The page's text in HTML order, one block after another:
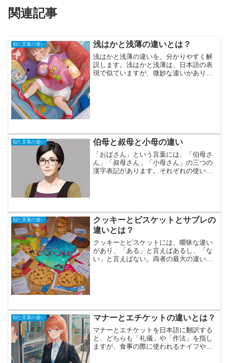
関連記事
似た言葉の違い 浅はかと浅薄の違いとは？
浅はかと浅薄の違いを、分かりやすく解
説します。浅はかと浅薄は、日本語の表
現で似ていますが、微妙な違いがありま
似た言葉の違い 伯母と叔母と小母の違い
「おばさん」という言葉には、「伯母さ
ん」「叔母さん」「小母さん」の三つの
漢字表記があります。それぞれの使い方
似た言葉の違い
クッキーとビスケットとサブレの
違いとは？
クッキーとビスケットには、曖昧な違い
があり、「ある」と言えばあるし、「な
い」と言えばない。両者の最大の違い
似た言葉の違い マナーとエチケットの違いとは？
マナーとエチケットを日本語に翻訳する
と、どちらも「礼儀」や「作法」を指し
ますが、食事の際に使われるナイフやフ